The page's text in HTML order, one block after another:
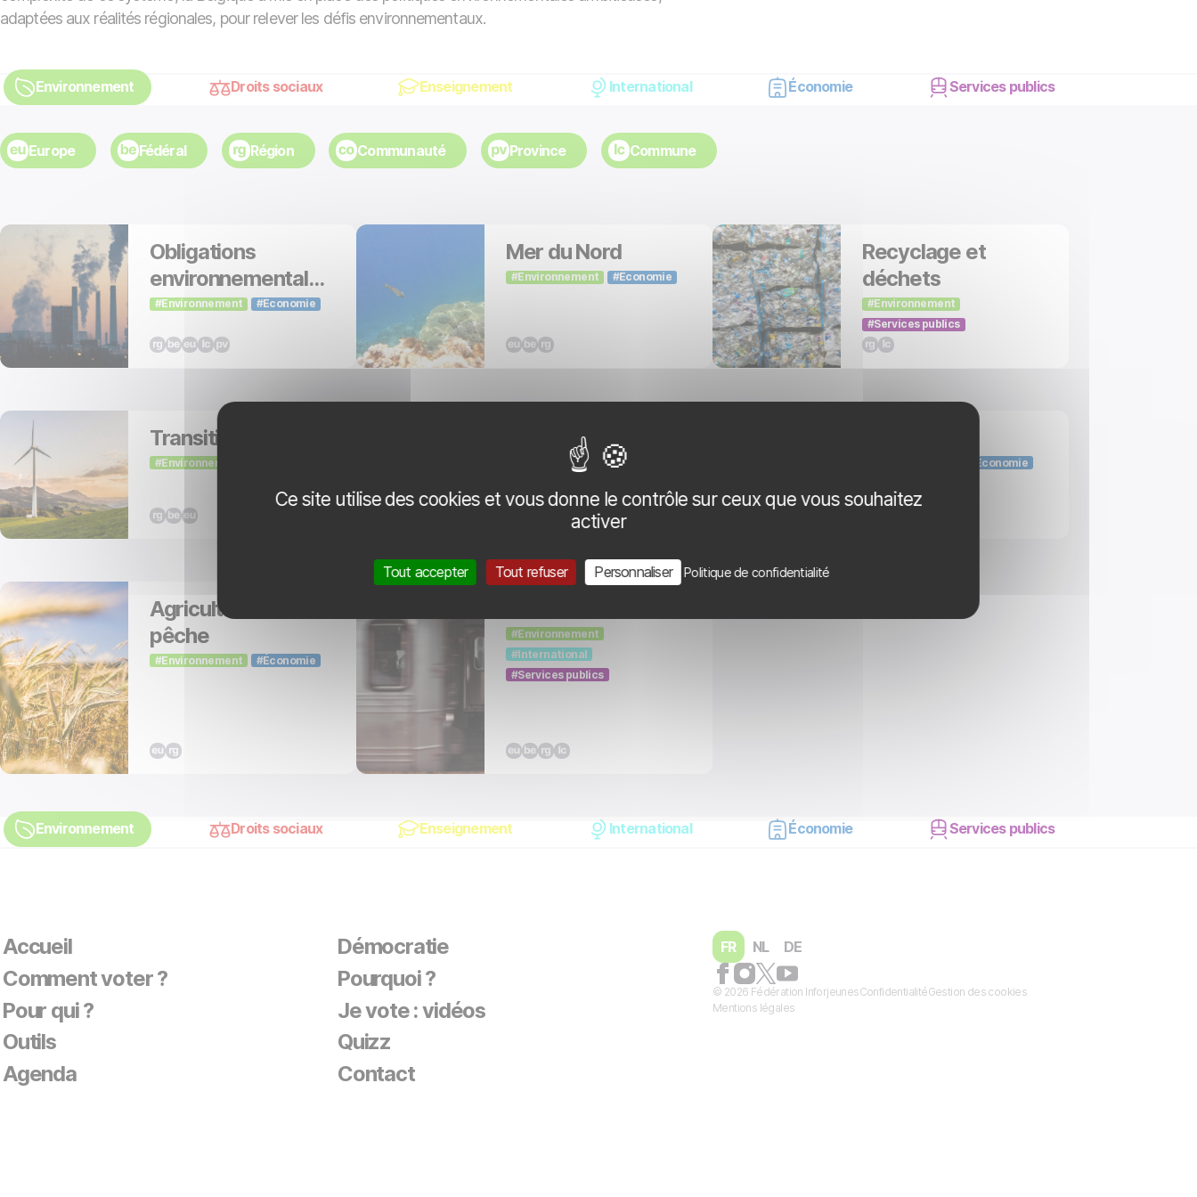
adaptées aux réalités régionales, pour relever les défis environnementaux.
Environnement Droits sociaux Enseignement International Économie Services publics
Europe Fédéral Région Communauté Province Commune
Obligations
environnementales
des entreprises
Environnement Économie
Mer du Nord
Environnement Économie
Recyclage et
déchets
Environnement
Services publics
Transition verte
Environnement
Préservation de la
biodiversité
Environnement
Économie
Agriculture et
pêche
Environnement Économie
Environnement
International
Services publics
Environnement Droits sociaux Enseignement International Économie Services publics
Accueil
Démocratie
Comment voter ?
Pourquoi ?
Pour qui ?
Je vote : vidéos
Outils
Quizz
Agenda
Contact
FR NL DE
© 2026 Fédération InforjeunesConfidentialitéGestion des cookies
Mentions légales
Ce site utilise des cookies et vous donne le contrôle sur ceux que vous souhaitez
activer
Tout accepter Tout refuser Personnaliser Politique de confidentialité